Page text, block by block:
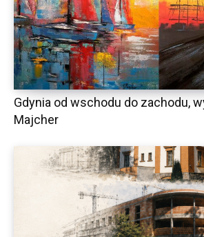
Gdynia od wschodu do zachodu,
Majcher